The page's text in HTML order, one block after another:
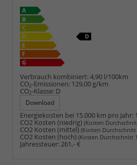
Verbrauch kombiniert:4,90 l/100km
CO2-Emissionen: 129,00 g/km
CO2-Klasse: D
Download
Energiekosten bei 15.000 km pro Jahr:
CO2 Kosten (niedrig) (Kosten
CO2 Kosten (mittel) (Kosten Durchschnitt
CO2 Kosten (hoch) (Kosten Durchschnitt
Jahressteuer:261,- €